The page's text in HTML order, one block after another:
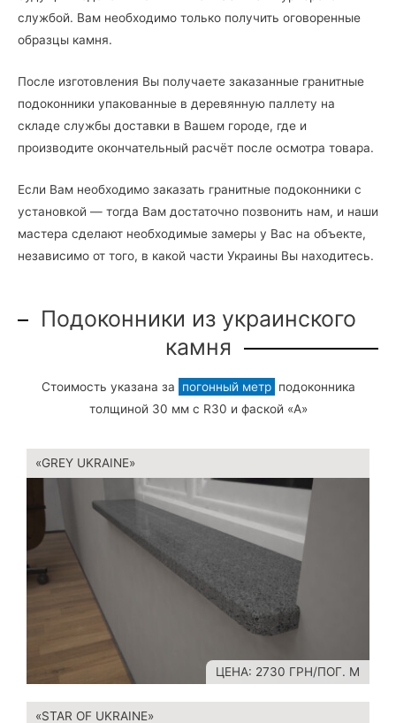
службой. Вам необходимо только получить оговоренные
образцы камня.
После изготовления Вы получаете заказанные гранитные
подоконники упакованные в деревянную паллету на
складе службы доставки в Вашем городе, где и
производите окончательный расчёт после осмотра товара.
Если Вам необходимо заказать гранитные подоконники с
установкой — тогда Вам достаточно позвонить нам, и наши
мастера сделают необходимые замеры у Вас на объекте,
независимо от того, в какой части Украины Вы находитесь.
Подоконники из украинского
камня
Стоимость указана за погонный метр подоконника
толщиной 30 мм с R30 и фаской «A»
«GREY UKRAINE»
ЦЕНА: 2730 ГРН/ПОГ. М
«STAR OF UKRAINE»